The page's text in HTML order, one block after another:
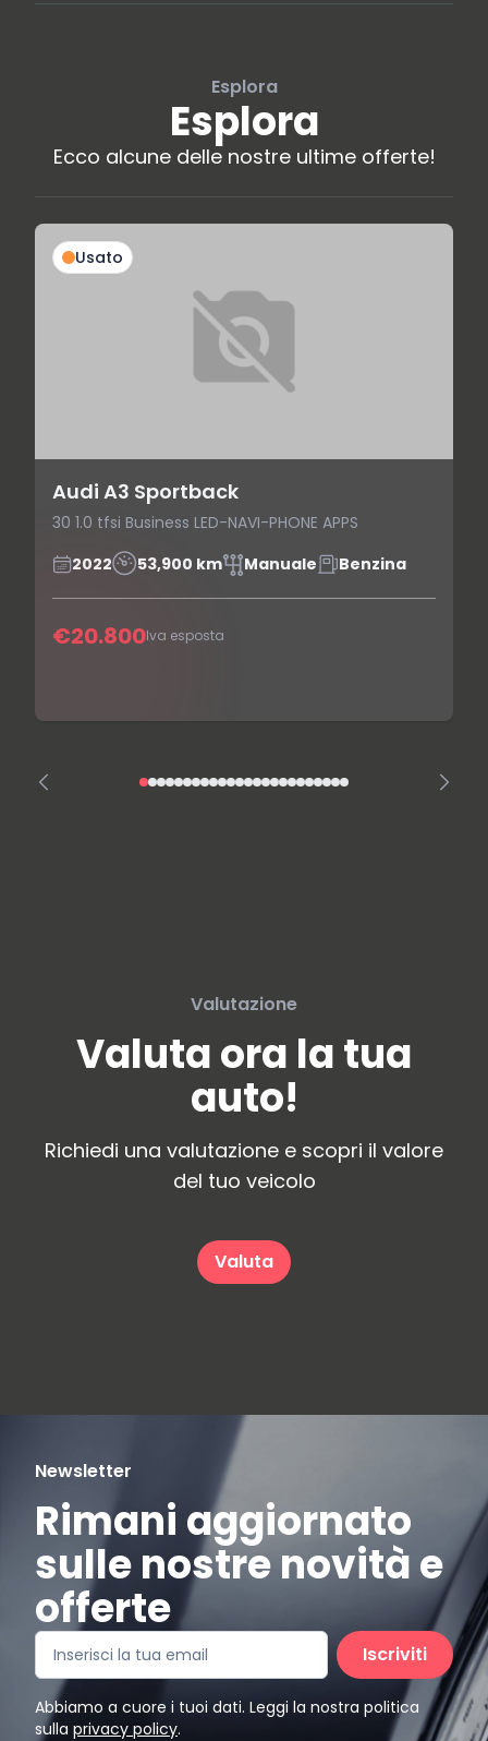
Esplora
Esplora
Ecco alcune delle nostre ultime offerte!
Usato
Audi A3 Sportback
30 1.0 tfsi Business LED-NAVI-PHONE APPS
2022
53,900 km Manuale Benzina
€20.800Iva esposta
Valutazione
Valuta ora la tua
auto!
Richiedi una valutazione e scopri il valore
del tuo veicolo
Valuta
Newsletter
Rimani aggiornato
sulle nostre novità e
offerte
Iscriviti
Abbiamo a cuore i tuoi dati. Leggi la nostra politica
sulla privacy policy.